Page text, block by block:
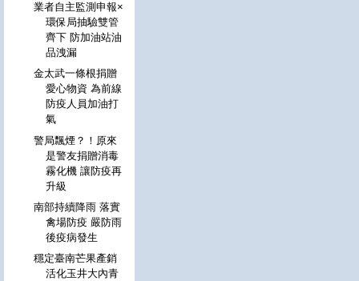
業者自主監測申報×
環保局抽驗雙管
齊下 防加油站油
品洩漏
金太武一條根捐贈
愛心物資 為前線
防疫人員加油打
氣
警局飄煙？！原來
是警友捐贈消毒
霧化機 讓防疫再
升級
南部持續降雨 落實
禽場防疫 嚴防雨
後疫病發生
穩定臺南芒果產銷
活化玉井大內青